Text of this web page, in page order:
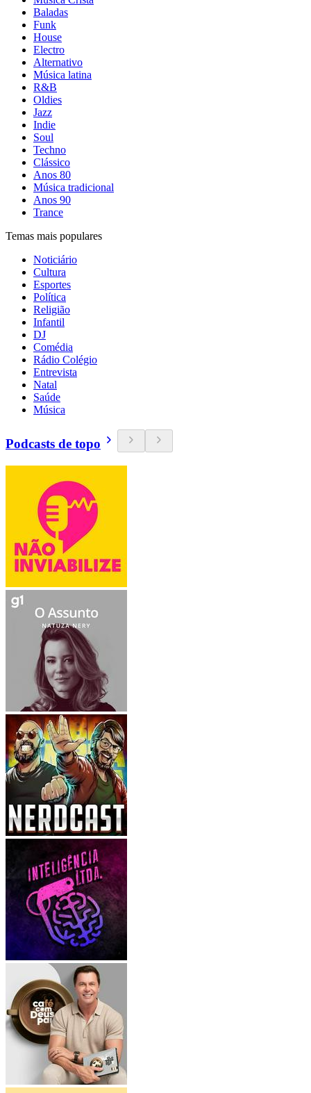
Baladas
Funk
House
Electro
Alternativo
Música latina
R&B
Oldies
Jazz
Indie
Soul
Techno
Clássico
Anos 80
Música tradicional
Anos 90
Trance
Temas mais populares
Noticiário
Cultura
Esportes
Política
Religião
Infantil
DJ
Comédia
Rádio Colégio
Entrevista
Natal
Saúde
Música
Podcasts de topo